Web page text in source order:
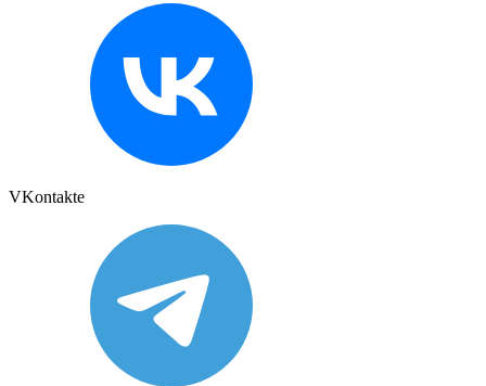
VKontakte